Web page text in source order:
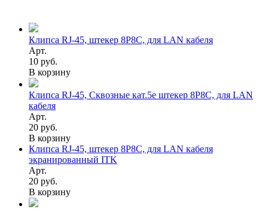
Клипса RJ-45, штекер 8P8C, для LAN кабеля
Арт.
10 руб.
В корзину
Клипса RJ-45, Сквозные кат.5е штекер 8P8C, для LAN
кабеля
Арт.
20 руб.
В корзину
Клипса RJ-45, штекер 8P8C, для LAN кабеля
экранированный ITK
Арт.
20 руб.
В корзину